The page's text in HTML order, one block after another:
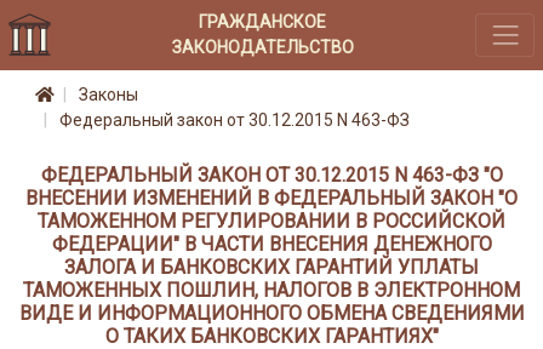
ГРАЖДАНСКОЕ
ЗАКОНОДАТЕЛЬСТВО
Законы
Федеральный закон от 30.12.2015 N 463-ФЗ
ФЕДЕРАЛЬНЫЙ ЗАКОН ОТ 30.12.2015 N 463-ФЗ "О
ВНЕСЕНИИ ИЗМЕНЕНИЙ В ФЕДЕРАЛЬНЫЙ ЗАКОН "О
ТАМОЖЕННОМ РЕГУЛИРОВАНИИ В РОССИЙСКОЙ
ФЕДЕРАЦИИ" В ЧАСТИ ВНЕСЕНИЯ ДЕНЕЖНОГО
ЗАЛОГА И БАНКОВСКИХ ГАРАНТИЙ УПЛАТЫ
ТАМОЖЕННЫХ ПОШЛИН, НАЛОГОВ В ЭЛЕКТРОННОМ
ВИДЕ И ИНФОРМАЦИОННОГО ОБМЕНА СВЕДЕНИЯМИ
О ТАКИХ БАНКОВСКИХ ГАРАНТИЯХ"